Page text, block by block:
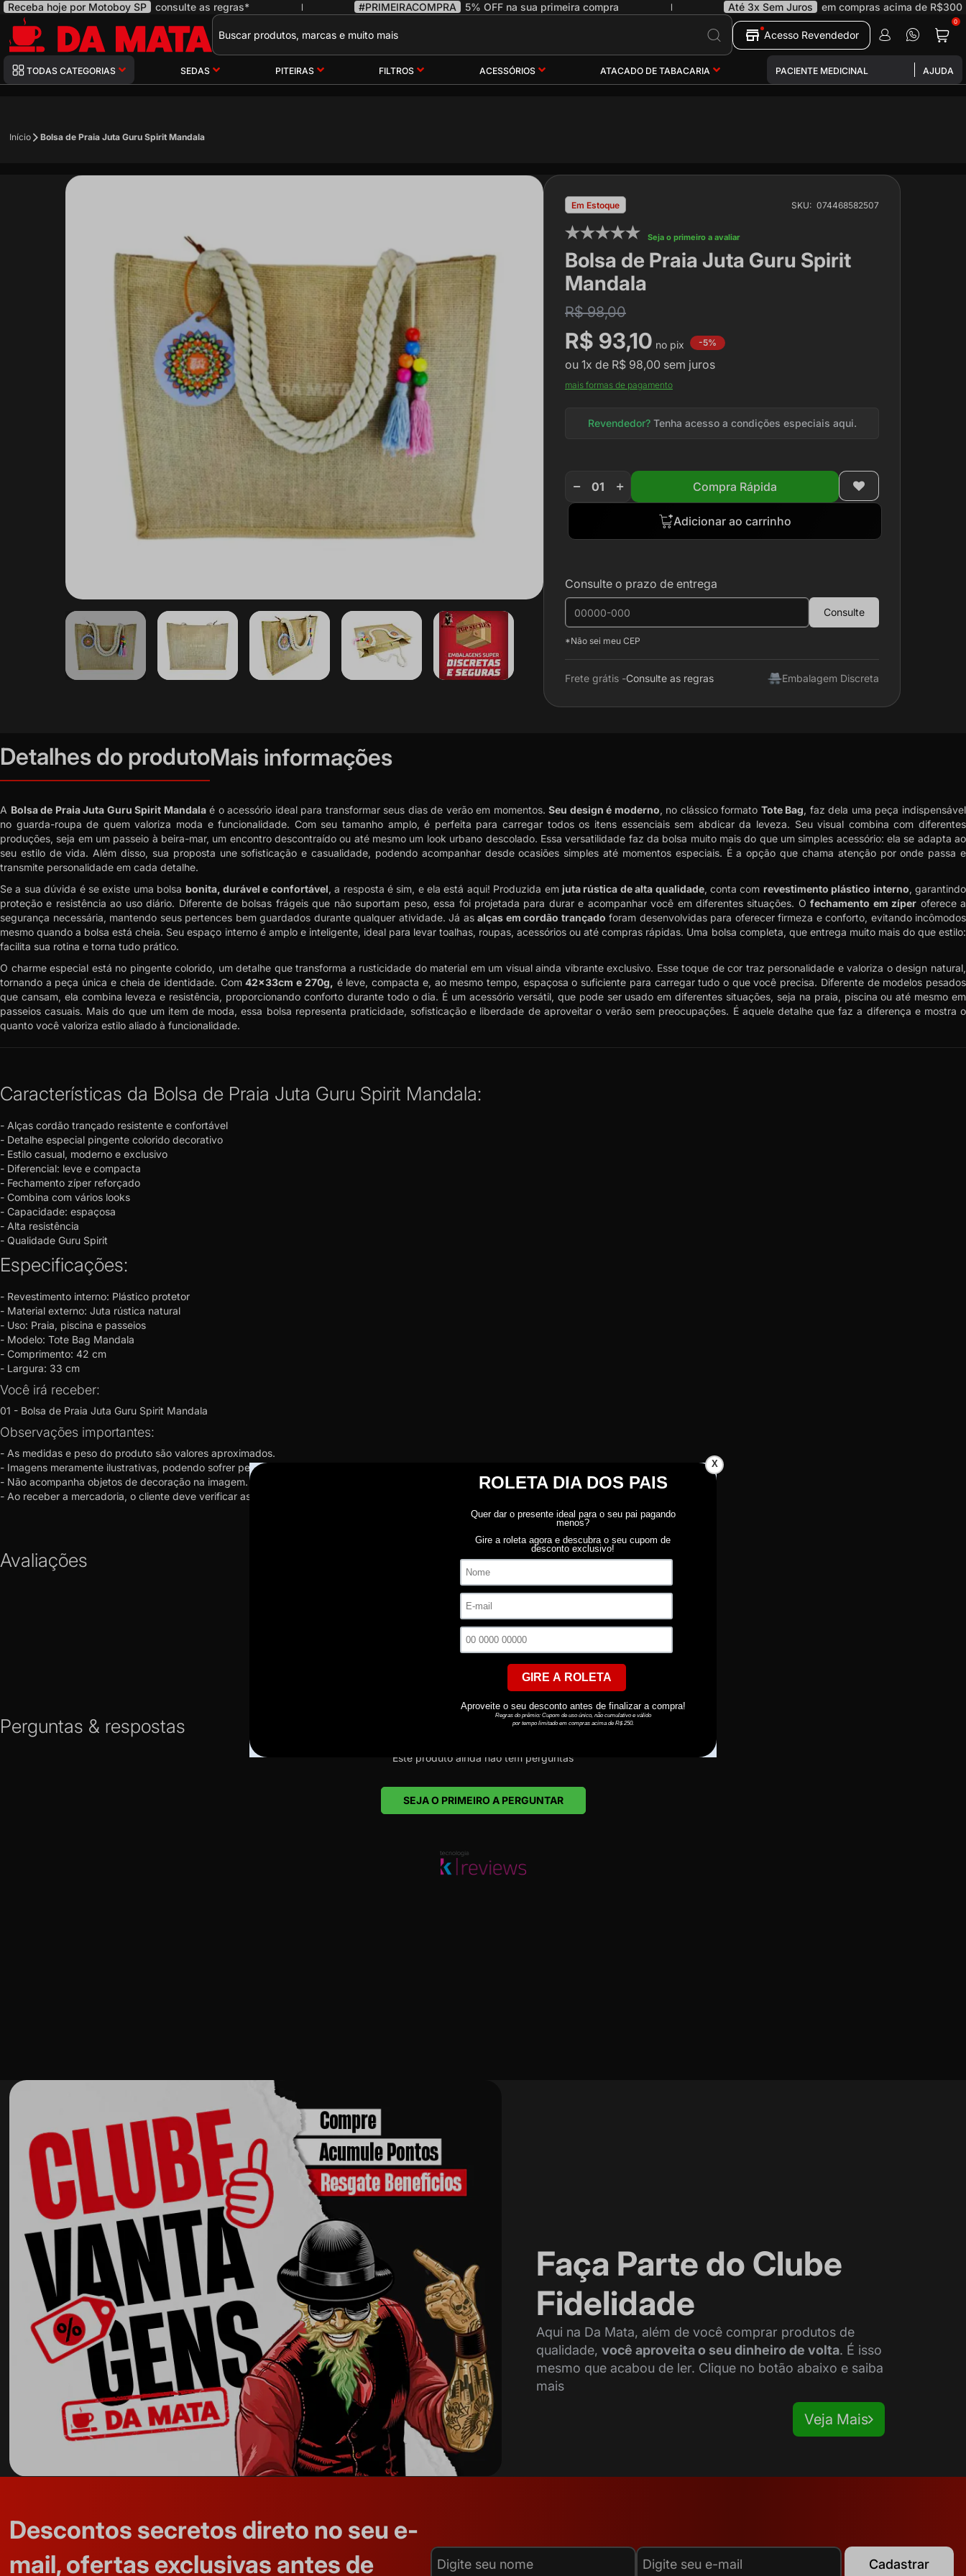
Receba hoje por Motoboy SP consulte as regras* #PRIMEIRACOMPRA 5% OFF na sua primeira compra Até 3x Sem Juros em compras acima de R$300
Pesquisa
PesquisaAcesso Revendedor
0
TODAS CATEGORIAS SEDAS PITEIRAS FILTROS ACESSÓRIOS ATACADO DE TABACARIA PACIENTE MEDICINAL AJUDA
Início Bolsa de Praia Juta Guru Spirit Mandala
Em Estoque SKU 074468582507
Seja o primeiro a avaliar
Bolsa de Praia Juta Guru Spirit
Mandala
R$ 98,00
R$ 93,10 -5%
ou 1x de R$ 98,00 sem juros
mais formas de pagamento
Revendedor?Tenha acesso a condições especiais aqui.
Compra Rápida
Adicionar ao carrinho
Consulte o prazo de entrega
Consulte
*Não sei meu CEP
Frete grátis -Consulte as regras Embalagem Discreta
Pular
para
da
Galeria
de
Detalhes do produtoMais informações
A Bolsa de Praia Juta Guru Spirit Mandalaé o acessório ideal para transformar seus dias de verão em momentos.Seu design é moderno, no clássico formato Tote Bag, faz dela uma peça indispensável
no guarda-roupa de quem valoriza moda e funcionalidade. Com seu tamanho amplo, é perfeita para carregar todos os itens essenciais sem abdicar da leveza. Seu visual combina com diferentes
produções, seja em um passeio à beira-mar, um encontro descontraído ou até mesmo um look urbano descolado. Essa versatilidade faz da bolsa muito mais do que um simples acessório: ela se adapta ao
seu estilo de vida. Além disso, sua proposta une sofisticação e casualidade, podendo acompanhar desde ocasiões simples até momentos especiais. É a opção que chama atenção por onde passa e
transmite personalidade em cada detalhe.
Se a sua dúvida é se existe uma bolsa bonita, durável e confortável, a resposta é sim, e ela está aqui! Produzida emjuta rústica de alta qualidade, conta com revestimento plástico interno, garantindo
proteção e resistência ao uso diário. Diferente de bolsas frágeis que não suportam peso, essa foi projetada para durar e acompanhar você em diferentes situações. Ofechamento em zíper oferece a
segurança necessária, mantendo seus pertences bem guardados durante qualquer atividade. Já as alças em cordão trançado foram desenvolvidas para oferecer firmeza e conforto, evitando incômodos
mesmo quando a bolsa está cheia. Seu espaço interno é amplo e inteligente, ideal para levar toalhas, roupas, acessórios ou até compras rápidas. Uma bolsa completa, que entrega muito mais do que estilo:
facilita sua rotina e torna tudo prático.
O charme especial está no pingente colorido, um detalhe que transforma a rusticidade do material em um visual ainda vibrante exclusivo. Esse toque de cor traz personalidade e valoriza o design natural,
tornando a peça única e cheia de identidade. Com42x33cm e 270g, é leve, compacta e, ao mesmo tempo, espaçosa o suficiente para carregar tudo o que você precisa. Diferente de modelos pesados
que cansam, ela combina leveza e resistência, proporcionando conforto durante todo o dia. É um acessório versátil, que pode ser usado em diferentes situações, seja na praia, piscina ou até mesmo em
passeios casuais. Mais do que um item de moda, essa bolsa representa praticidade, sofisticação e liberdade de aproveitar o verão sem preocupações. É aquele detalhe que faz a diferença e mostra o
quanto você valoriza estilo aliado à funcionalidade.
Características da Bolsa de Praia Juta Guru Spirit Mandala:
- Alças cordão trançado resistente e confortável
- Detalhe especial pingente colorido decorativo
- Estilo casual, moderno e exclusivo
- Diferencial: leve e compacta
- Fechamento zíper reforçado
- Combina com vários looks
- Capacidade: espaçosa
- Alta resistência
- Qualidade Guru Spirit
Especificações:
- Revestimento interno: Plástico protetor
- Material externo: Juta rústica natural
- Uso: Praia, piscina e passeios
- Modelo: Tote Bag Mandala
- Comprimento: 42 cm
- Largura: 33 cm
Você irá receber:
01 - Bolsa de Praia Juta Guru Spirit Mandala
Observações importantes:
- As medidas e peso do produto são valores aproximados.
- Imagens meramente ilustrativas, podendo sofrer pequenas alterações na coloração.
- Não acompanha objetos de decoração na imagem.
- Ao receber a mercadoria, o cliente deve verificar as condições da embalagem, caso haja alguma avaria não assine o comprovante de recebimento.
Avaliações
Este produto ainda não tem avaliações
SEJA O PRIMEIRO A AVALIAR
Perguntas & respostas
Este produto ainda não tem perguntas
SEJA O PRIMEIRO A PERGUNTAR
Faça Parte do Clube
Fidelidade
Aqui na Da Mata, além de você comprar produtos de
qualidade,você aproveita o seu dinheiro de volta. É isso
mesmo que acabou de ler. Clique no botão abaixo e saiba
mais
Veja Mais
Descontos secretos direto no seu e-
mail, ofertas exclusivas antes de
Cadastrar
X